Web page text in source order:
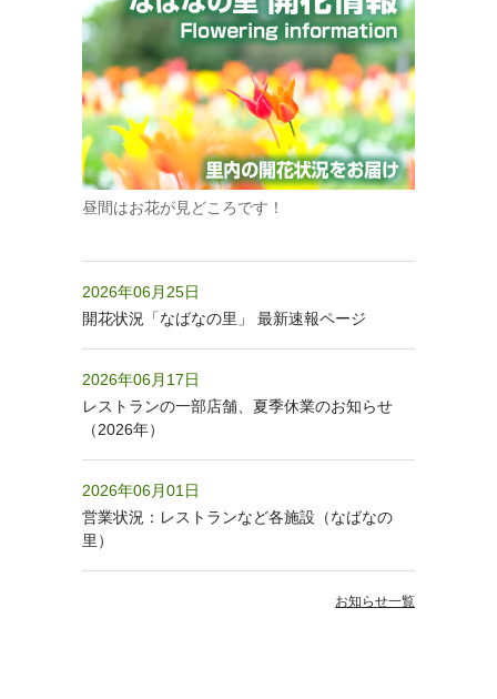
昼間はお花が見どころです！
2026年06月25日
開花状況「なばなの里」 最新速報ページ
2026年06月17日
レストランの一部店舗、夏季休業のお知らせ
（2026年）
2026年06月01日
営業状況：レストランなど各施設（なばなの
里）
お知らせ一覧